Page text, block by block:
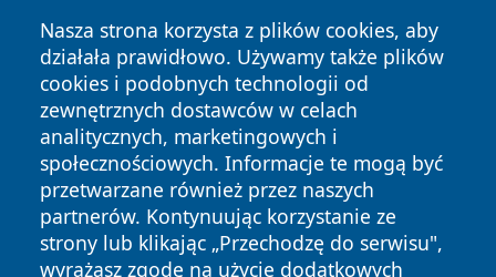
Nasza strona korzysta z plików cookies, aby
działała prawidłowo. Używamy także plików
cookies i podobnych technologii od
zewnętrznych dostawców w celach
analitycznych, marketingowych i
społecznościowych. Informacje te mogą być
przetwarzane również przez naszych
partnerów. Kontynuując korzystanie ze
strony lub klikając „Przechodzę do serwisu",
wyrażasz zgodę na użycie dodatkowych
Copyright © 2026 naszkedzierzyn.pl Wszystkie prawa
zastrzeżone.